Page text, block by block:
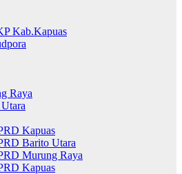
Kab.Kapuas
Raya
Kapuas
Barito Utara
Murung Raya
Kapuas